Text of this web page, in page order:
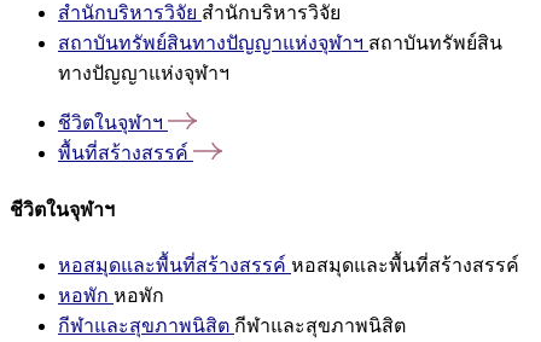
สำนักบริหารวิจัย สำนักบริหารวิจัย
สถาบันทรัพย์สินทางปัญญาแห่งจุฬาฯ สถาบันทรัพย์สิน
ทางปัญญาแห่งจุฬาฯ
ชีวิตในจุฬาฯ
พื้นที่สร้างสรรค์
ชีวิตในจุฬาฯ
หอสมุดและพื้นที่สร้างสรรค์ หอสมุดและพื้นที่สร้างสรรค์
หอพัก หอพัก
กีฬาและสุขภาพนิสิต กีฬาและสุขภาพนิสิต